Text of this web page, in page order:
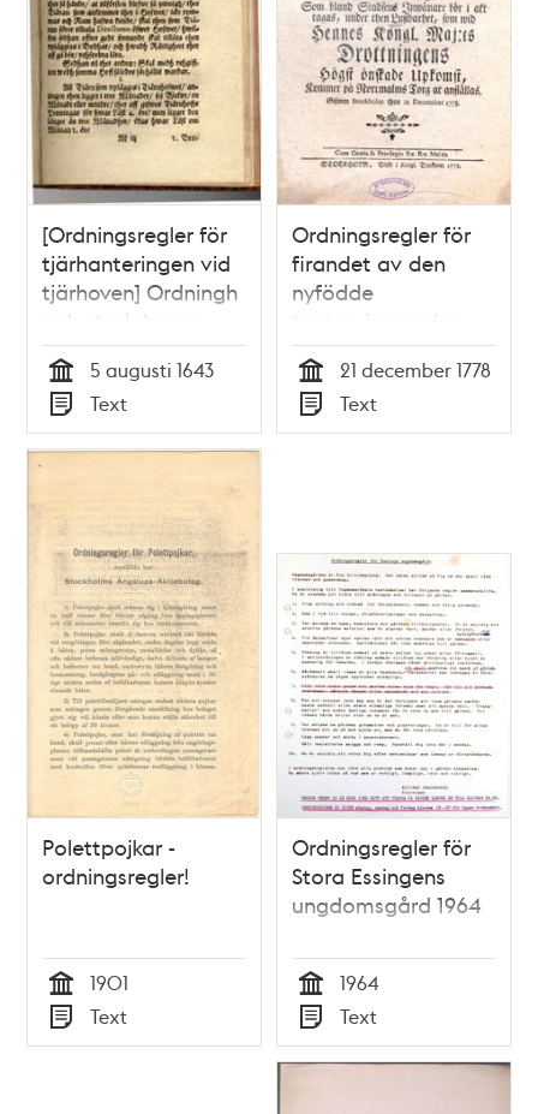
[Ordningsregler för
tjärhanteringen vid
tjärhoven] Ordningh
och stadgha om
tiäruhofwet här
widh stadhen, hwar
effter alle the som
tiäru och
hafua at rätta,
hwadh annat ther
widh bör i
achtaghas.
Tid
5 augusti 1643
Typ
Text
Ordningsregler för
firandet av den
nyfödde
tronarvingen den
30 december 1778
Tid
21 december 1778
Typ
Text
Polettpojkar -
ordningsregler!
Tid
1901
Typ
Text
Ordningsregler för
Stora Essingens
ungdomsgård 1964
Tid
1964
Typ
Text